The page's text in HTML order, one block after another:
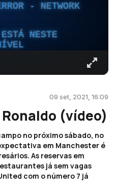
- NETWORK
NESTE
09 set, 2021, 16:09
(vídeo)
no próximo sábado, no
em Manchester é
As reservas em
já sem vagas
com o número 7 já